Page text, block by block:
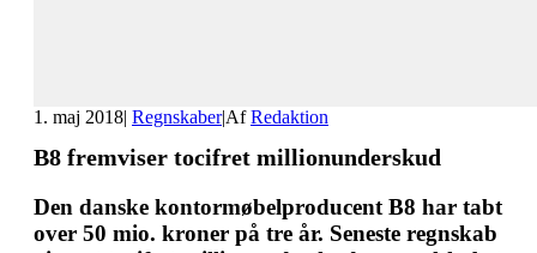
1. maj 2018| Regnskaber|AfRedaktion
B8 fremviser tocifret millionunderskud
Den danske kontormøbelproducent B8 har tabt
over 50 mio. kroner på tre år. Seneste regnskab